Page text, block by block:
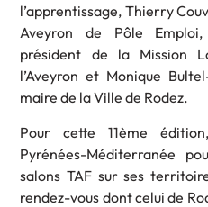
l’apprentissage, Thierry
Aveyron de Pôle
président de la Mission
l’Aveyron et Monique
maire de la Ville de Rodez.
Pour cette 11ème
Pyrénées-Méditerranée
salons TAF sur ses
rendez-vous dont celui de